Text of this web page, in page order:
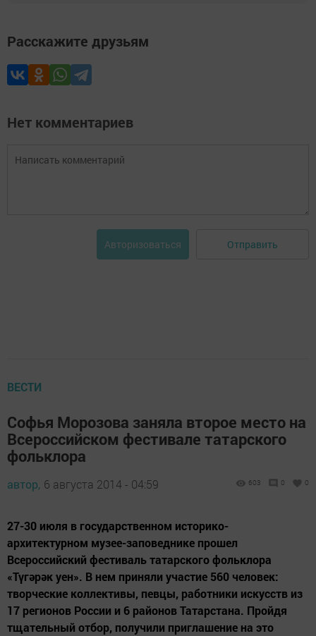
Расскажите друзьям
Нет комментариев
Авторизоваться Отправить
ВЕСТИ
Софья Морозова заняла второе место на
Всероссийском фестивале татарского
фольклора
автор, 6 августа 2014 - 04:59 603 0 0
27-30 июля в государственном историко-
архитектурном музее-заповеднике прошел
Всероссийский фестиваль татарского фольклора
«Түгәрәк уен». В нем приняли участие 560 человек:
творческие коллективы, певцы, работники искусств из
17 регионов России и 6 районов Татарстана. Пройдя
тщательный отбор, получили приглашение на это